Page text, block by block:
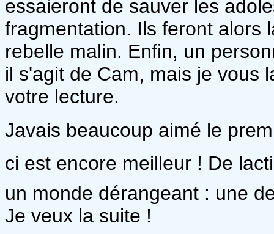
essaieront de sauver les
fragmentation. Ils feront alors
rebelle malin. Enfin, un
il s'agit de Cam, mais je vous
votre lecture.
Javais beaucoup aimé le
ci est encore meilleur ! De
un monde dérangeant : une
Je veux la suite !